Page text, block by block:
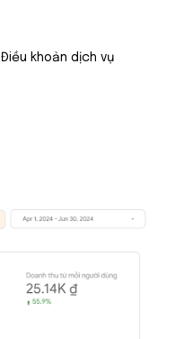
Điều khoản dịch vụ